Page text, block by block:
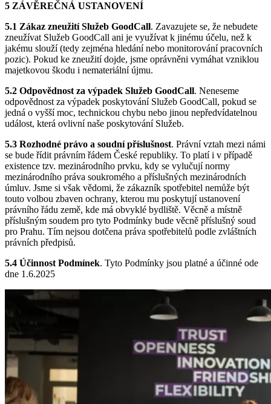
5 ZÁVĚREČNÁ USTANOVENÍ
5.1 Zákaz zneužití Služeb GoodCall. Zavazujete se, že nebudete
zneužívat Služeb GoodCall ani je využívat k jinému účelu, než k
jakému slouží (tedy zejména hledání nebo monitorování pracovních
pozic). Pokud ke zneužití dojde, jsme oprávněni vymáhat vzniklou
majetkovou škodu i nemateriální újmu.
5.2 Odpovědnost za výpadek Služeb GoodCall. Neneseme
odpovědnost za výpadek poskytování Služeb GoodCall, pokud se
jedná o vyšší moc, technickou chybu nebo jinou nepředvídatelnou
událost, která ovlivní naše poskytování Služeb.
5.3 Rozhodné právo a soudní příslušnost. Právní vztah mezi námi
se bude řídit právním řádem České republiky. To platí i v případě
existence tzv. mezinárodního prvku, kdy se vylučují normy
mezinárodního práva soukromého a příslušných mezinárodních
úmluv. Jsme si však vědomi, že zákazník spotřebitel nemůže být
touto volbou zbaven ochrany, kterou mu poskytují ustanovení
právního řádu země, kde má obvyklé bydliště. Věcně a místně
příslušným soudem pro tyto Podmínky bude věcně příslušný soud
pro Prahu. Tím nejsou dotčena práva spotřebitelů podle zvláštních
právních předpisů.
5.4 Účinnost Podmínek. Tyto Podmínky jsou platné a účinné ode
dne 1.6.2025